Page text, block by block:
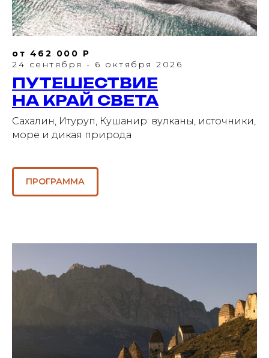
от 462 000 Р
24 сентября - 6 октября 2026
ПУТЕШЕСТВИЕ
НА КРАЙ СВЕТА
Сахалин, Итуруп, Кушанир: вулканы, источники,
море и дикая природа
ПРОГРАММА